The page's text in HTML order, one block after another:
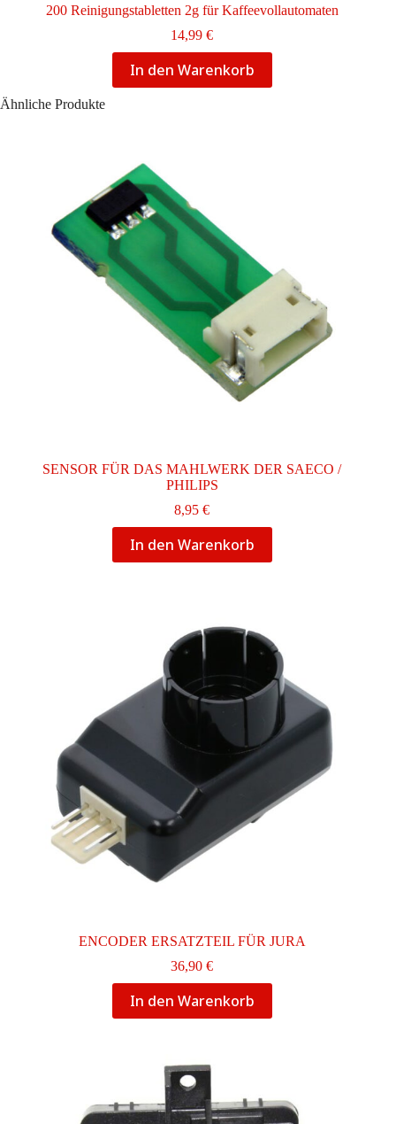
200 Reinigungstabletten 2g für Kaffeevollautomaten
14,99€
In den Warenkorb
Ähnliche Produkte
SENSOR FÜR DAS MAHLWERK DER SAECO /
PHILIPS
8,95€
In den Warenkorb
ENCODER ERSATZTEIL FÜR JURA
36,90€
In den Warenkorb